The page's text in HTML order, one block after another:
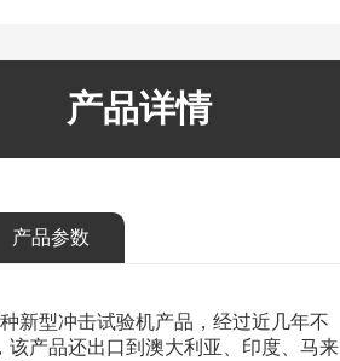
产品详情
产品参数
新型冲击试验机产品，经过近几年不
产品还出口到澳大利亚、印度、马来